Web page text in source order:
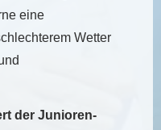
eine
Wetter
der Junioren-